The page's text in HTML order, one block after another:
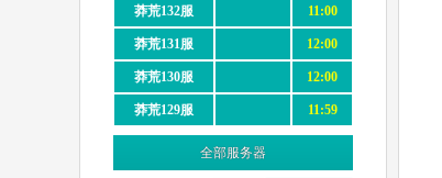
莽荒132服 11:00
莽荒131服 12:00
莽荒130服 12:00
莽荒129服 11:59
全部服务器